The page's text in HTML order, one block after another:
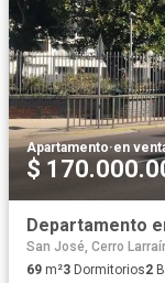
Apartamento·en
$
Departamento
San José, Cerro
69 m²3 Dormitorios2